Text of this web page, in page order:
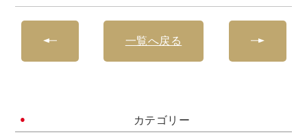
一覧へ戻る
カテゴリー